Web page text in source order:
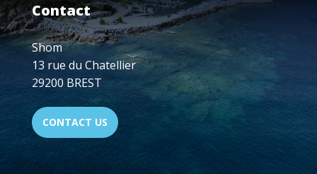
Contact
Shom
13 rue du Chatellier
29200 BREST
CONTACT US